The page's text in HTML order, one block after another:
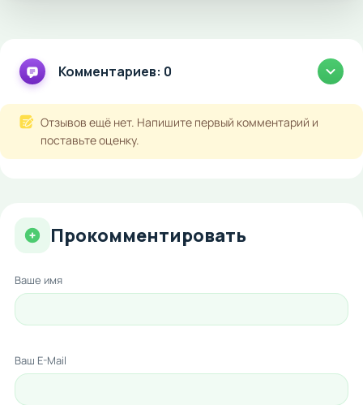
Комментариев: 0
Отзывов ещё нет. Напишите первый комментарий и
поставьте оценку.
Прокомментировать
Ваше имя
Ваш E-Mail